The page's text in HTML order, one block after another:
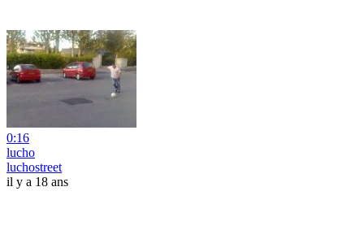
0:16
lucho
luchostreet
il y a 18 ans